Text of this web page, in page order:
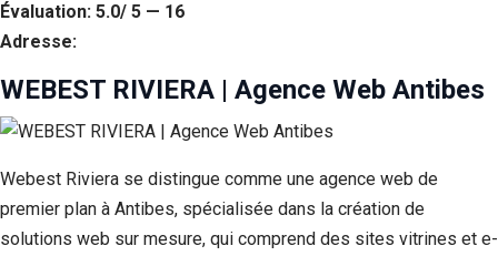
Évaluation: 5.0/ 5 — 16
Adresse:
WEBEST RIVIERA | Agence Web Antibes
Webest Riviera se distingue comme une agence web de
premier plan à Antibes, spécialisée dans la création de
solutions web sur mesure, qui comprend des sites vitrines et e-